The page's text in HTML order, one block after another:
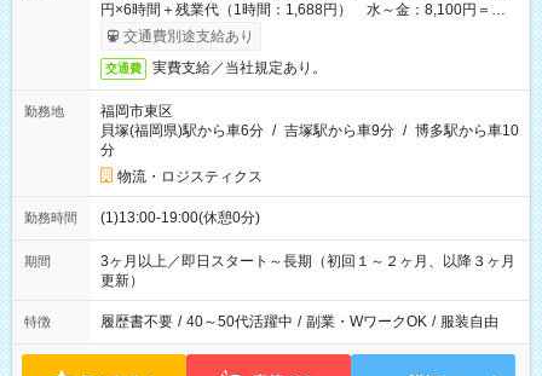
円×6時間＋残業代（1時間：1,688円） 水～金：8,100円＝
1,350円×6時間
交通費別途支給あり
交通費 実費支給／当社規定あり。
勤務地
福岡市東区
貝塚(福岡県)駅から車6分 / 吉塚駅から車9分 / 博多駅から車10
分
物流・ロジスティクス
勤務時間 (1)13:00-19:00(休憩0分)
期間
3ヶ月以上／即日スタート～長期（初回１～２ヶ月、以降３ヶ月
更新）
特徴 履歴書不要 / 40～50代活躍中 / 副業・WワークOK / 服装自由